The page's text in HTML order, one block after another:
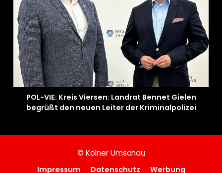
POL-VIE: Kreis Viersen: Landrat Bennet Gielen
begrüßt den neuen Leiter der Kriminalpolizei
© Kölner Umschau
Impressum Datenschutz Werbung